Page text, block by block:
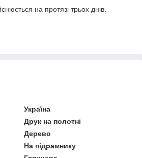
на протязі трьох днів.
Україна
Друк на полотні
Дерево
На підрамнику